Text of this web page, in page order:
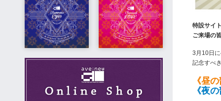
特設サイ
ご来場の
3月10日
記念すべ
《昼
《夜